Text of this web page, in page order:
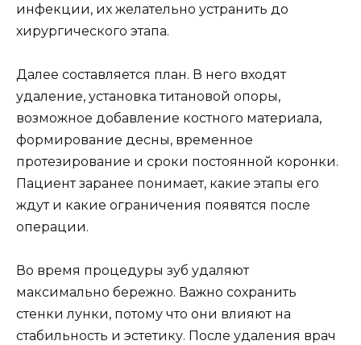
инфекции, их желательно устранить до
хирургического этапа.
Далее составляется план. В него входят
удаление, установка титановой опоры,
возможное добавление костного материала,
формирование десны, временное
протезирование и сроки постоянной коронки.
Пациент заранее понимает, какие этапы его
ждут и какие ограничения появятся после
операции.
Во время процедуры зуб удаляют
максимально бережно. Важно сохранить
стенки лунки, потому что они влияют на
стабильность и эстетику. После удаления врач